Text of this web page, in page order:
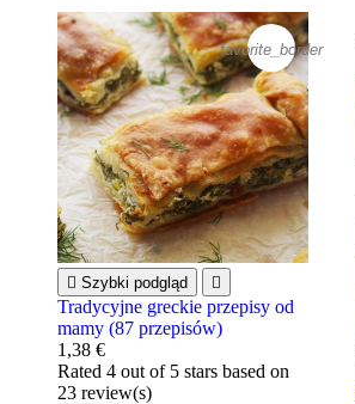
favorite_border
 Szybki podgląd 
Tradycyjne greckie przepisy od
mamy (87 przepisów)
1,38 €
Rated 4 out of 5 stars based on
23 review(s)